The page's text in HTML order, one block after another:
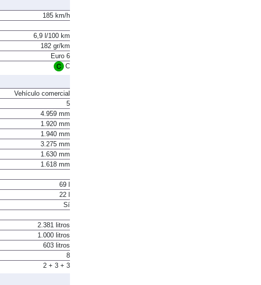
185 km/h
6,9 l/100 km
182 gr/km
Euro 6
C
Vehículo comercial
5
4.959 mm
1.920 mm
1.940 mm
3.275 mm
1.630 mm
1.618 mm
69 l
22 l
Sí
2.381 litros
1.000 litros
603 litros
8
2 + 3 + 3